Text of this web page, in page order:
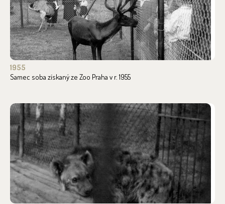
1955
Samec soba získaný ze Zoo Praha v r. 1955